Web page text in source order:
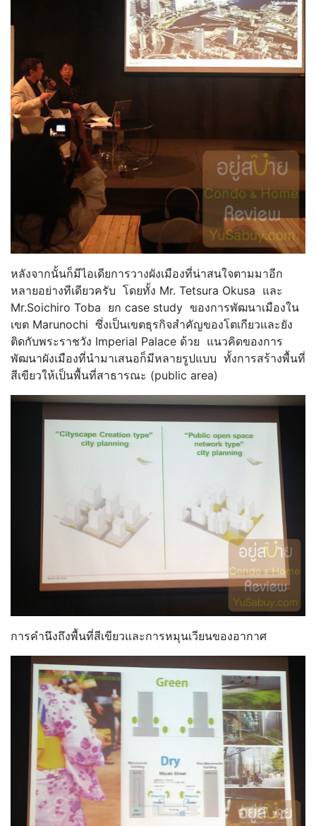
หลังจากนั้นก็มีไอเดียการวางผังเมืองที่น่าสนใจตามมาอีก
หลายอย่างทีเดียวครับ โดยทั้ง Mr. Tetsura Okusa และ
Mr.Soichiro Toba ยก case study ของการพัฒนาเมืองใน
เขต Marunochi ซึ่งเป็นเขตธุรกิจสำคัญของโตเกียวและยัง
ติดกับพระราชวัง Imperial Palace ด้วย แนวคิดของการ
พัฒนาผังเมืองที่นำมาเสนอก็มีหลายรูปแบบ ทั้งการสร้างพื้นที่
สีเขียวให้เป็นพื้นที่สาธารณะ (public area)
การคำนึงถึงพื้นที่สีเขียวและการหมุนเวียนของอากาศ